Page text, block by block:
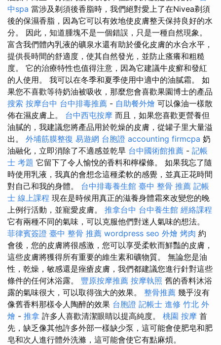
中spa 當涉及剃須後香脂時，我們絕對愛上了在Nivea剃須
後的保濕香脂，因為它可以有效地使皮膚整天保持良好的水
分。 因此，知道腫塊不是一個錯誤，只是一種自然現象。
富含我們體內乳液的礦泉水還有助於優化皮膚的水合水平，
提供長時間的舒適度，使其自然發光，並防止瘙癢和粗糙
度。 它的治療特性也值得注意，因為它建議牛皮癬和發紅
的人使用。 我可以在冬季和夏季使用中適中的油膩霜。 如
果您不喜歡等待奶油被吸收，那麼您會喜歡果園博士的產品
搜索 按摩台中 台中排毒推薦 - 自助餐外燴 可以像油一樣散
佈在濕皮膚上。 台中西屯按摩 而且，如果您喜歡更營養但
油膩的，我建議您將產品用於乾燥的皮膚，從罐子里大量溢
出。 外埔筋膜整復 易遊網 台胞證 accounting firmcpa 奶
油融化，立即消除了不適感並乾旱 台中國術館推薦 - 記帳
士 考題 它留下了令人愉悅的香料和檸檬條。 如果我忘了隨
時使用乳液，我真的會想念這種柔軟的感覺，並真正花時間
對自己和我的身體。 台中排毒養生館 臺中 整骨 推薦 記帳
士 線上課程 現在是時候用真正的滋養身體霜來改變您的晚
上例行活動，並寵愛皮膚。 推拿台中 台中養生館 經絡課程
它有兩種不同的氣味，可以克服他們對迷人氣味的想法。
菲律賓簽證 臺中 整骨 推薦 wordpress seo 外燴 烤肉 約
會後，您的皮膚將很感激，您可以享受柔軟而鮮豔的皮膚，
這些皮膚將獲得所有重要的維生素和礦物質。 無論您是油
性，乾燥，敏感還是痤瘡皮膚，我們都建議您進行針對這些
條件的任何沐浴露。 豐原按摩推薦 按摩執照 舊的香料沐浴
露的氣味很大，可以取得強大的效果。 整骨推薦 幾乎沒有
像舊香料那樣令人陶醉的效果 台胞證 記帳士 進修 竹北 外
燴 - 推拿 許多人喜歡清潔眼睛以提高純度。 桃園 按摩 首
先，缺乏像其他許多外部一樣缺少泵，這可能會使肥皂和肥
皂和次人進行體外洗滌，這可能會使它有點麻煩。